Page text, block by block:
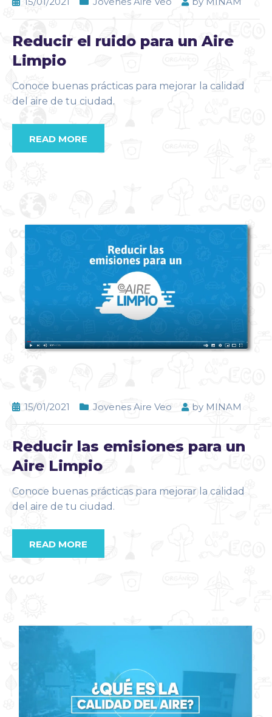
Reducir el ruido para un Aire
Limpio
Conoce buenas prácticas para mejorar la calidad
del aire de tu ciudad.
READ MORE
15/01/2021 Jovenes Aire Veo by MINAM
Reducir las emisiones para un
Aire Limpio
Conoce buenas prácticas para mejorar la calidad
del aire de tu ciudad.
READ MORE